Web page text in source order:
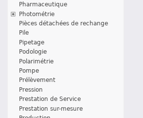
Pharmaceutique
Photométrie
Pièces détachées de rechange
Pile
Pipetage
Podologie
Polarimétrie
Pompe
Prélèvement
Pression
Prestation de Service
Prestation sur-mesure